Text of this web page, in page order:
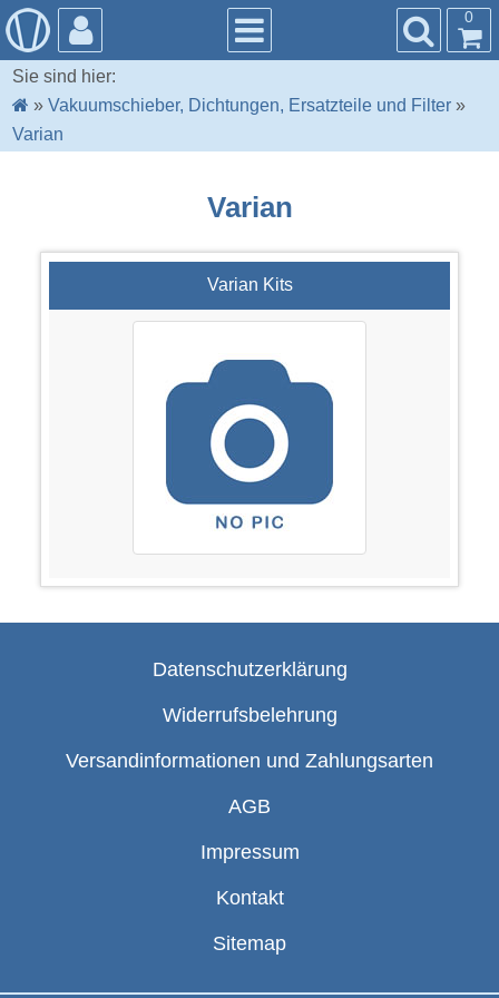
0
Sie sind hier:
»Vakuumschieber, Dichtungen, Ersatzteile und Filter »
Varian
Varian
Varian Kits
Datenschutzerklärung
Widerrufsbelehrung
Versandinformationen und Zahlungsarten
AGB
Impressum
Kontakt
Sitemap